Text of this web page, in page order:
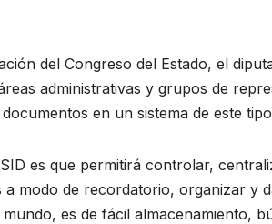
del Congreso del Estado, el
administrativas y grupos de
en un sistema de este
es que permitirá controlar,
modo de recordatorio, organizar y
es de fácil almacenamiento,